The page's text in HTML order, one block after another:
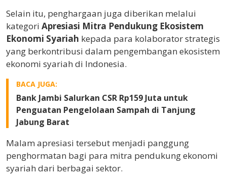
Selain itu, penghargaan juga diberikan melalui
kategori Apresiasi Mitra Pendukung Ekosistem
Ekonomi Syariah kepada para kolaborator strategis
yang berkontribusi dalam pengembangan ekosistem
ekonomi syariah di Indonesia.
BACA JUGA:
Bank Jambi Salurkan CSR Rp159 Juta untuk
Penguatan Pengelolaan Sampah di Tanjung
Jabung Barat
Malam apresiasi tersebut menjadi panggung
penghormatan bagi para mitra pendukung ekonomi
syariah dari berbagai sektor.